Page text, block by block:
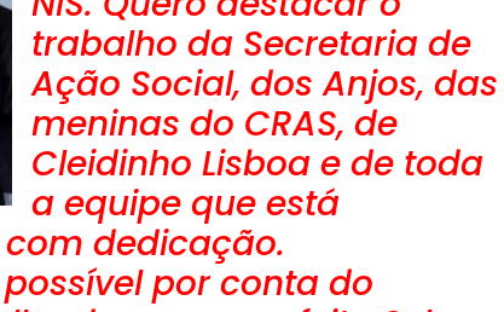
trabalho da Secretaria de
Ação Social, dos Anjos, das
meninas do CRAS, de
Cleidinho Lisboa e de toda
a equipe que está
dedicação.
por conta do